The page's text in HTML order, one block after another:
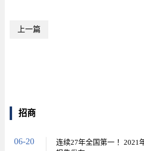
上一篇
招商
06-20
连续27年全国第一 ！2021